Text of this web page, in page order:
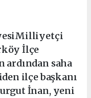
İlçe
ardından saha
ilçe başkanı
İnan, yeni